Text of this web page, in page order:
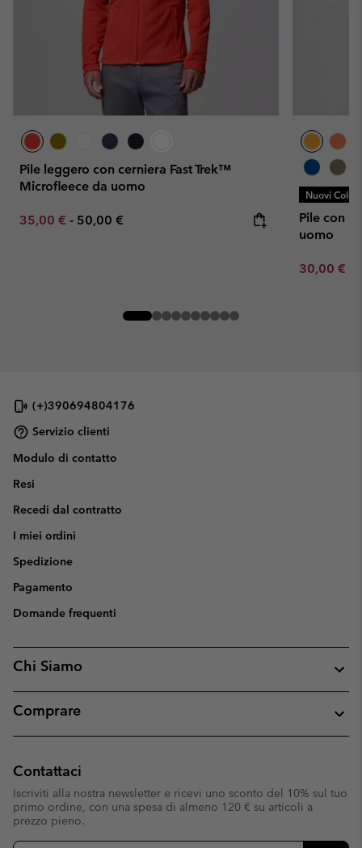
Pile leggero con cerniera Fast Trek™
Microfleece da uomo
Minimum sale price:
35,00 € - Maximum price:
50,00 €
Nuovi Colori
Pile con
uomo
Minimum
30,00 €
(+)390694804176
Servizio clienti
Modulo di contatto
Resi
Recedi dal contratto
I miei ordini
Spedizione
Pagamento
Domande frequenti
Chi Siamo
Comprare
Contattaci
Iscriviti alla nostra newsletter e ricevi uno sconto del 10% sul tuo
primo ordine, con una spesa di almeno 120 € su articoli a
prezzo pieno.